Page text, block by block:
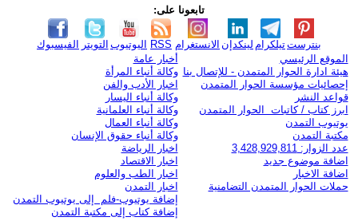
تابعونا على:
الفيسبوك التويتر اليوتيوب RSS الانستغرام لينكدإن تيلكرامبنترست
الموقع الرئيسي
هيئة ادارة الحوار المتمدن - للإتصال بنا
إحصائيات مؤسسة الحوار المتمدن
قواعد النشر
ابرز كتاب / كاتبات الحوار المتمدن
يوتيوب التمدن
مكتبة التمدن
عدد الزوار: 3,428,929,811
اضافة موضوع جديد
اضافة الاخبار
حملات الحوار المتمدن التضامنية
أخبار عامة
وكالة أنباء المرأة
اخبار الأدب والفن
وكالة أنباء اليسار
وكالة أنباء العلمانية
وكالة أنباء العمال
وكالة أنباء حقوق الإنسان
اخبار الرياضة
اخبار الاقتصاد
اخبار الطب والعلوم
اخبار التمدن
إضافة يوتيوب-فلم إلى يوتيوب التمدن
إضافة كتاب إلى مكتبة التمدن